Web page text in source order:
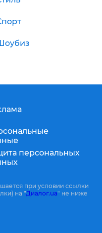
персональных
при условии ссылки
на "Диалог.ua" не ниже